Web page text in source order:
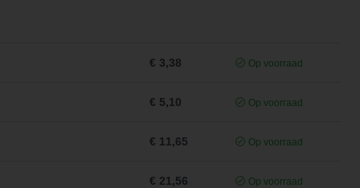
€ 3,38 Op voorraad
€ 5,10 Op voorraad
€ 11,65 Op voorraad
€ 21,56 Op voorraad